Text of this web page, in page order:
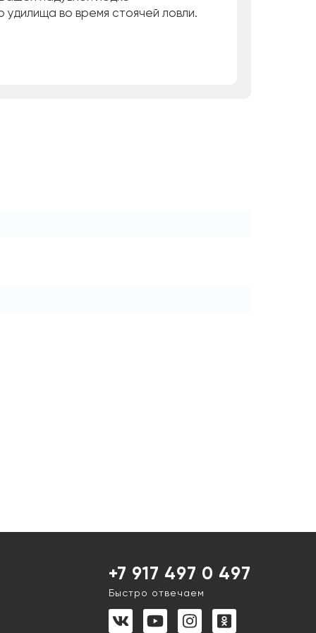
во время стоячей ловли.
+7 917 497 0 497
Быстро отвечаем